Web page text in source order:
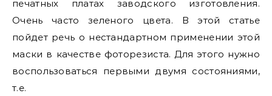
печатных платах заводского изготовления.
Очень часто зеленого цвета. В этой статье
пойдет речь о нестандартном применении этой
маски в качестве фоторезиста. Для этого нужно
воспользоваться первыми двумя состояниями,
т.е.